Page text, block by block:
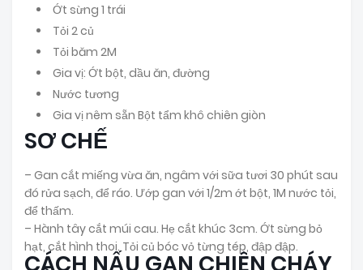
Ớt sừng 1 trái
Tỏi 2 củ
Tỏi băm 2M
Gia vị: Ớt bột, dầu ăn, đường
Nước tương
Gia vị nêm sẵn Bột tẩm khô chiên giòn
SƠ CHẾ
– Gan cắt miếng vừa ăn, ngâm với sữa tươi 30 phút sau
đó rửa sạch, để ráo. Ướp gan với 1/2m ớt bột, 1M nước tỏi,
để thấm.
– Hành tây cắt múi cau. Hẹ cắt khúc 3cm. Ớt sừng bỏ
hạt, cắt hình thoi. Tỏi củ bóc vỏ từng tép, đập đập.
CÁCH NẤU GAN CHIÊN CHÁY